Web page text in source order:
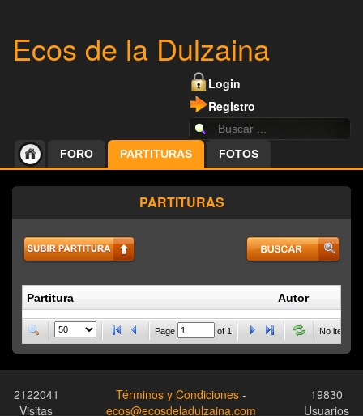
Ecos de la Dulzaina
Login
Registro
FORO PARTITURAS FOTOS
PARTITURAS
Partitura Autor
Page of 1 No items
2122041
Visitas
Términos y Condiciones -
ecos@ecosdeladulzaina.com
19830
Usuarios